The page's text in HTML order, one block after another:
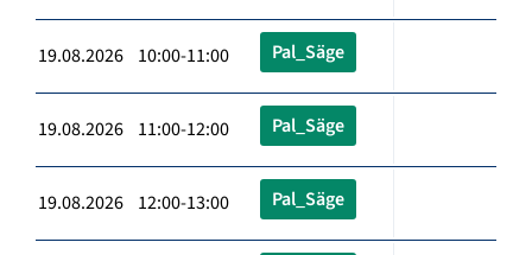
19.08.2026 10:00-11:00 Pal_Säge
19.08.2026 11:00-12:00 Pal_Säge
19.08.2026 12:00-13:00 Pal_Säge